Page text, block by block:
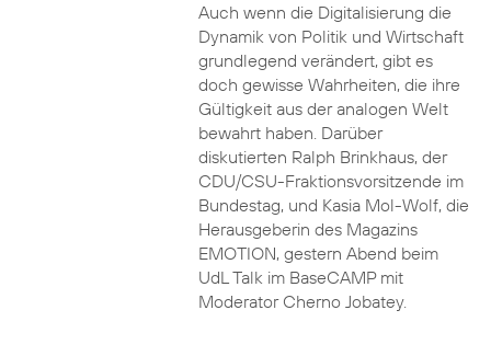
Auch wenn die Digitalisierung die
Dynamik von Politik und Wirtschaft
grundlegend verändert, gibt es
doch gewisse Wahrheiten, die ihre
Gültigkeit aus der analogen Welt
bewahrt haben. Darüber
diskutierten Ralph Brinkhaus, der
CDU/CSU-Fraktionsvorsitzende im
Bundestag, und Kasia Mol-Wolf, die
Herausgeberin des Magazins
EMOTION, gestern Abend beim
UdL Talk im BaseCAMP mit
Moderator Cherno Jobatey.